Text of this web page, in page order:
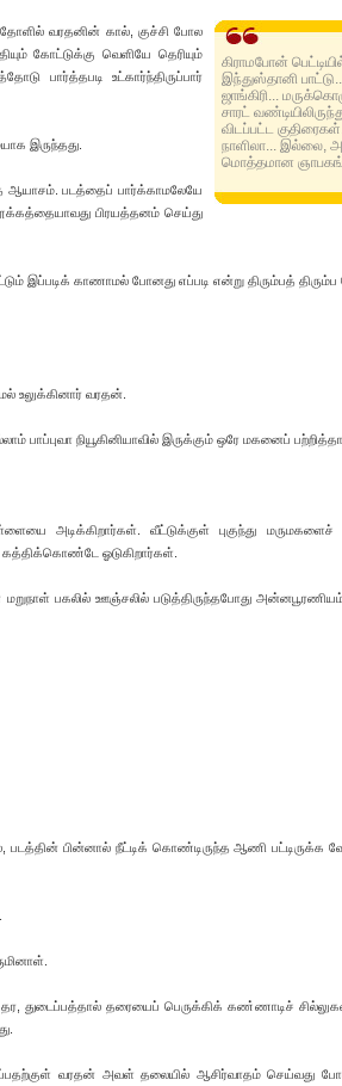
கிராமபோன்
இந்துஸ்தானி
ஜாங்கிரி...
சாரட்
விடப்பட்ட
நாளிலா... இல்லை,
மொத்தமான
தோளில் வரதனின் கால், குச்சி போல
கோட்டுக்கு வெளியே தெரியும்
பார்த்தபடி உட்கார்ந்திருப்பார்
இருந்தது.
ஆயாசம். படத்தைப் பார்க்காமலேயே
பிரயத்தனம் செய்து
இப்படிக் காணாமல் போனது எப்படி என்று திரும்பத் திரும்ப
உலுக்கினார் வரதன்.
பாப்புவா நியூகினியாவில் இருக்கும் ஒரே மகனைப்
அடிக்கிறார்கள். வீட்டுக்குள் புகுந்து மருமகளைச்
கத்திக்கொண்டே ஓடுகிறார்கள்.
பகலில் ஊஞ்சலில் படுத்திருந்தபோது
பின்னால் நீட்டிக் கொண்டிருந்த ஆணி பட்டிருக்க
துடைப்பத்தால் தரையைப் பெருக்கிக் கண்ணாடிச்
வரதன் அவள் தலையில் ஆசிர்வாதம் செய்வது